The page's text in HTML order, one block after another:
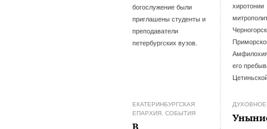
богослужение были
приглашены студенты и
преподаватели
петербургских вузов.
хиротонии
его
ЕКАТЕРИНБУРГСКАЯ
ЕПАРХИЯ. СОБЫТИЯ
В